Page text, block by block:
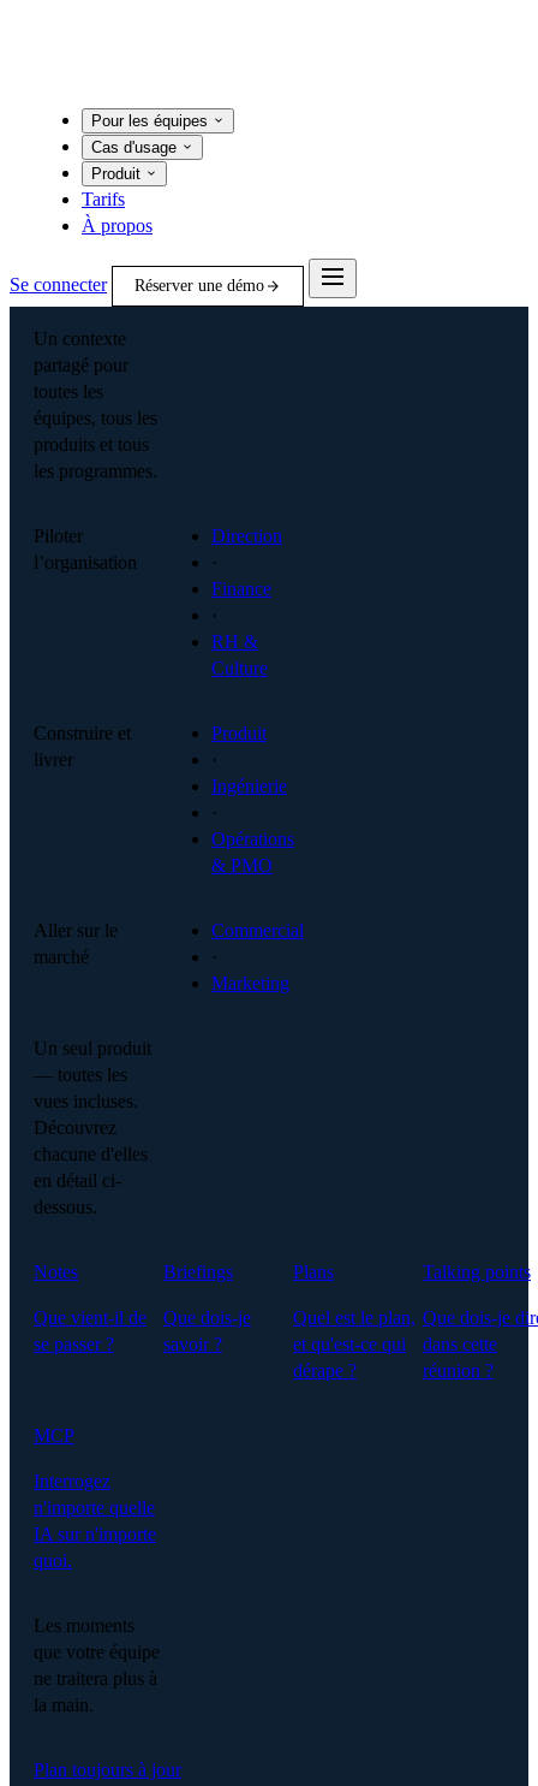
Pour les équipes
Cas d'usage
Produit
Tarifs
À propos
Se connecter Réserver une démo
Un contexte
partagé pour
toutes les
équipes, tous les
produits et tous
les programmes.
Piloter
l’organisation
Direction
·
Finance
·
RH &
Culture
Construire et
livrer
Produit
·
Ingénierie
·
Opérations
& PMO
Aller sur le
marché
Commercial
·
Marketing
Un seul produit
— toutes les
vues incluses.
Découvrez
chacune d'elles
en détail ci-
dessous.
Notes
Que vient-il de
se passer ?
Briefings
Que dois-je
savoir ?
Plans
Quel est le plan,
et qu'est-ce qui
dérape ?
Talking points
Que dois-je
dans cette
réunion ?
MCP
Interrogez
n'importe quelle
IA sur n'importe
quoi.
Les moments
que votre équipe
ne traitera plus à
la main.
Plan toujours à jour